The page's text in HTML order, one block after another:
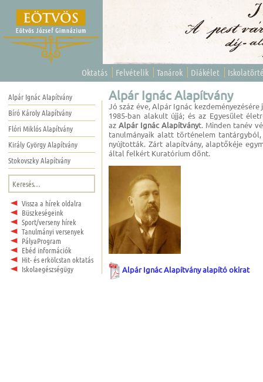
Oktatás Felvételik Tanárok Diákélet
Alpár Ignác Alapítvány
Bíró Károly Alapítvány
Flóri Miklós Alapítvány
Király György Alapítvány
Stokovszky Alapítvány
Keresés:
Vissza a hírek oldalra
Büszkeségeink
Sport/verseny hírek
Tanulmányi versenyek
PályaProgram
Ebéd információk
Hit- és erkölcstan oktatás
Iskolaegészségügy
Alpár Ignác Alapítvány
Jó száz éve, Alpár Ignác
1985-ban alakult újjá; és az Egyesület
azAlpár Ignác Alapítványt. Minden tanév
tanulmányaik alatt történelem
nyújtották. Zárt alapítvány, alaptőkéje
által felkért Kuratórium dönt.
Alpár Ignác Alapítvány alapító okirat